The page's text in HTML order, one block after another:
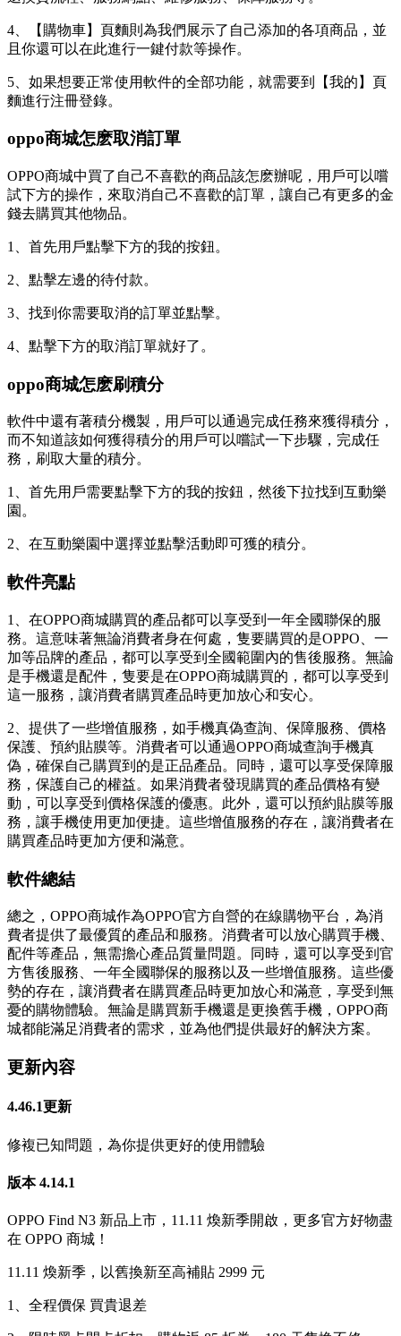
4、【購物車】頁麵則為我們展示了自己添加的各項商品，並
且你還可以在此進行一鍵付款等操作。
5、如果想要正常使用軟件的全部功能，就需要到【我的】頁
麵進行注冊登錄。
oppo商城怎麽取消訂單
OPPO商城中買了自己不喜歡的商品該怎麽辦呢，用戶可以嚐
試下方的操作，來取消自己不喜歡的訂單，讓自己有更多的金
錢去購買其他物品。
1、首先用戶點擊下方的我的按鈕。
2、點擊左邊的待付款。
3、找到你需要取消的訂單並點擊。
4、點擊下方的取消訂單就好了。
oppo商城怎麽刷積分
軟件中還有著積分機製，用戶可以通過完成任務來獲得積分，
而不知道該如何獲得積分的用戶可以嚐試一下步驟，完成任
務，刷取大量的積分。
1、首先用戶需要點擊下方的我的按鈕，然後下拉找到互動樂
園。
2、在互動樂園中選擇並點擊活動即可獲的積分。
軟件亮點
1、在OPPO商城購買的產品都可以享受到一年全國聯保的服
務。這意味著無論消費者身在何處，隻要購買的是OPPO、一
加等品牌的產品，都可以享受到全國範圍內的售後服務。無論
是手機還是配件，隻要是在OPPO商城購買的，都可以享受到
這一服務，讓消費者購買產品時更加放心和安心。
2、提供了一些增值服務，如手機真偽查詢、保障服務、價格
保護、預約貼膜等。消費者可以通過OPPO商城查詢手機真
偽，確保自己購買到的是正品產品。同時，還可以享受保障服
務，保護自己的權益。如果消費者發現購買的產品價格有變
動，可以享受到價格保護的優惠。此外，還可以預約貼膜等服
務，讓手機使用更加便捷。這些增值服務的存在，讓消費者在
購買產品時更加方便和滿意。
軟件總結
總之，OPPO商城作為OPPO官方自營的在線購物平台，為消
費者提供了最優質的產品和服務。消費者可以放心購買手機、
配件等產品，無需擔心產品質量問題。同時，還可以享受到官
方售後服務、一年全國聯保的服務以及一些增值服務。這些優
勢的存在，讓消費者在購買產品時更加放心和滿意，享受到無
憂的購物體驗。無論是購買新手機還是更換舊手機，OPPO商
城都能滿足消費者的需求，並為他們提供最好的解決方案。
更新內容
4.46.1更新
修複已知問題，為你提供更好的使用體驗
版本 4.14.1
OPPO Find N3 新品上市，11.11 煥新季開啟，更多官方好物盡
在 OPPO 商城！
11.11 煥新季，以舊換新至高補貼 2999 元
1、全程價保 買貴退差